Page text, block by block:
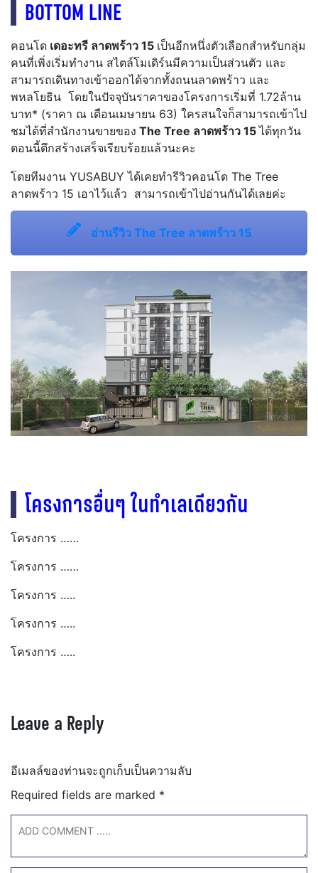
BOTTOM LINE
คอนโด เดอะทรี ลาดพร้าว 15 เป็นอีกหนึ่งตัวเลือกสำหรับกลุ่ม
คนที่เพิ่งเริ่มทำงาน สไตล์โมเดิร์นมีความเป็นส่วนตัว และ
สามารถเดินทางเข้าออกได้จากทั้งถนนลาดพร้าว และ
พหลโยธิน โดยในปัจจุบันราคาของโครงการเริ่มที่ 1.72ล้าน
บาท* (ราคา ณ เดือนเมษายน 63) ใครสนใจก็สามารถเข้าไป
ชมได้ที่สำนักงานขายของ The Tree ลาดพร้าว 15ได้ทุกวัน
ตอนนี้ตึกสร้างเสร็จเรียบร้อยแล้วนะคะ
โดยทีมงาน YUSABUY ได้เคยทำรีวิวคอนโด The Tree
ลาดพร้าว 15 เอาไว้แล้ว สามารถเข้าไปอ่านกันได้เลยค่ะ
อ่านรีวิว The Tree ลาดพร้าว 15
โครงการอื่นๆ ในทำเลเดียวกัน
โครงการ ……
โครงการ ……
โครงการ …..
โครงการ …..
โครงการ …..
Leave a Reply
อีเมลล์ของท่านจะถูกเก็บเป็นความลับ
Required fields are marked *